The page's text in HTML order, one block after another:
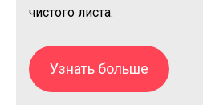
чистого листа.
Узнать больше